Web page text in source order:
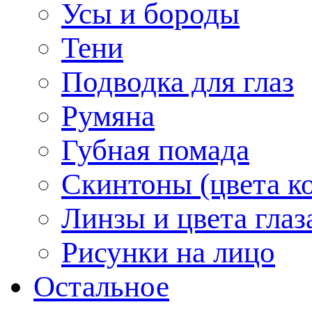
Усы и бороды
Тени
Подводка для глаз
Румяна
Губная помада
Скинтоны (цвета
Линзы и цвета
Рисунки на лицо
Остальное